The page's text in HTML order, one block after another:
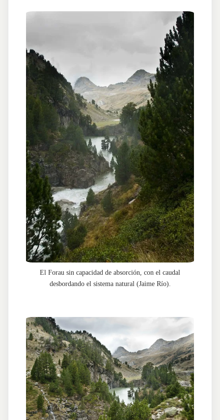
El Forau sin capacidad de absorción, con el caudal
desbordando el sistema natural (Jaime Río).